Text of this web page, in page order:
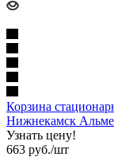
Корзина
Нижнекамск
Узнать цену!
663 руб./шт